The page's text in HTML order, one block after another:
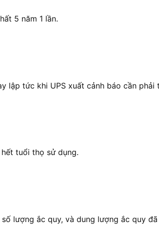
5 năm 1 lần.
lập tức khi UPS xuất cảnh báo cần phải
tuổi thọ sử dụng.
lượng ắc quy, và dung lượng ắc quy